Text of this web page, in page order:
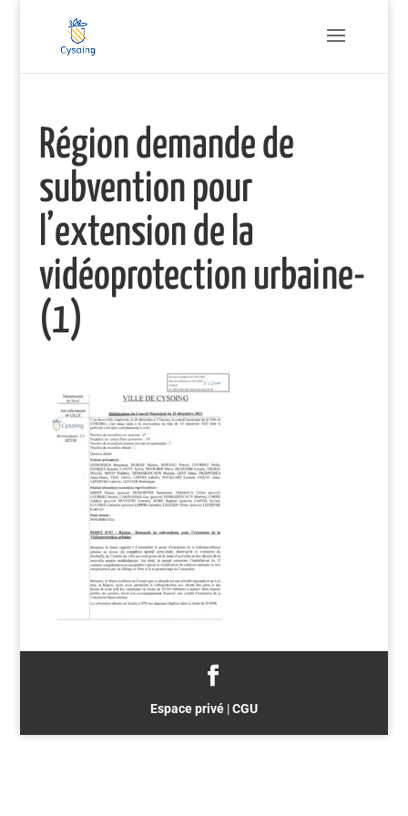
Région demande de
subvention pour
l’extension de la
vidéoprotection urbaine-
(1)
Espace privé|CGU